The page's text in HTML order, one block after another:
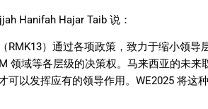
Hanifah Hajar Taib 说：
RMK13）通过各项政策，致力于缩小领导
领域等各层级的决策权。马来西亚的未来
以发挥应有的领导作用。 WE2025 将这